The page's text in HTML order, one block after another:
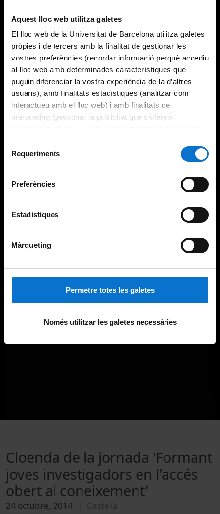
Aquest lloc web utilitza galetes
El lloc web de la Universitat de Barcelona utilitza galetes
pròpies i de tercers amb la finalitat de gestionar les
vostres preferències (recordar informació perquè accediu
al lloc web amb determinades característiques que
puguin diferenciar la vostra experiència de la d’altres
usuaris), amb finalitats estadístiques (analitzar com
interactueu amb el lloc web) i amb finalitats de
màrqueting (gestionar la publicitat que s’ofereix
consultar laPolítica de galetes del lloc web de la
Requeriments
Preferències
Estadístiques
Màrqueting
Permetre totes les galetes
Només utilitzar les galetes necessàries
Cloenda de la jornada 'Formant
joves investigadors en l'accés
obert al coneixement'
24 octubre, 2014 Castellà